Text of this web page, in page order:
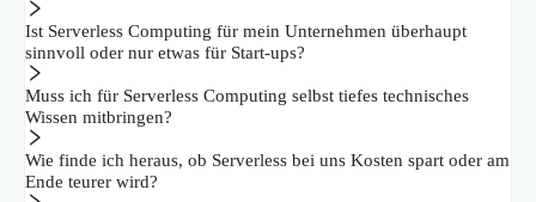
Ist Serverless Computing für mein Unternehmen überhaupt
sinnvoll oder nur etwas für Start-ups?
Muss ich für Serverless Computing selbst tiefes technisches
Wissen mitbringen?
Wie finde ich heraus, ob Serverless bei uns Kosten spart oder am
Ende teurer wird?